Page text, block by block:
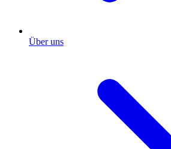
Über uns